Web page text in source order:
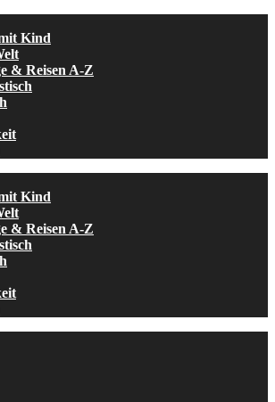
Kind
& Reisen A-Z
Kind
& Reisen A-Z